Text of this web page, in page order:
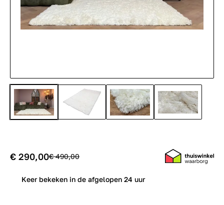
€ 290,00€ 490,00
Keer bekeken in de afgelopen 24 uur